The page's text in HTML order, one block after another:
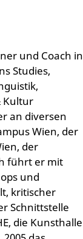
und Coach in
Studies,
Kultur
an diversen
Wien, der
der
führt er mit
und
kritischer
Schnittstelle
die Kunsthalle